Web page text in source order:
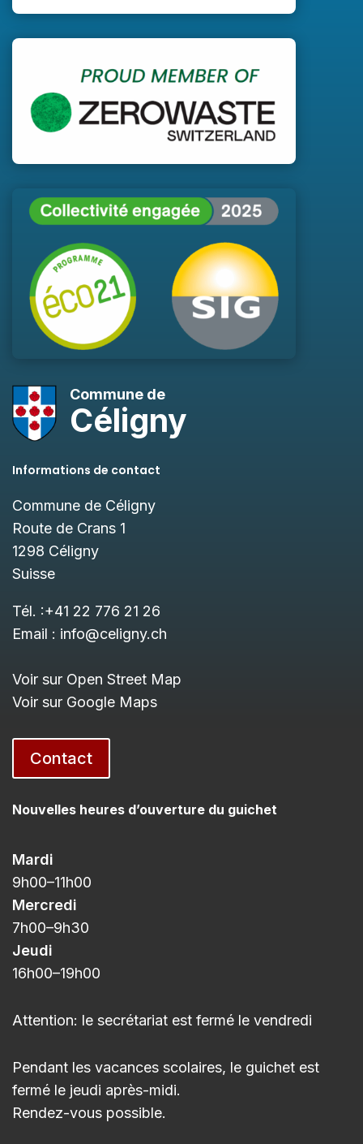
Commune de
Céligny
Informations de contact
Commune de Céligny
Route de Crans 1
1298 Céligny
Suisse
Tél. :+41 22 776 21 26
Email : info@celigny.ch
Voir sur Open Street Map
Voir sur Google Maps
Contact
Nouvelles heures d’ouverture du guichet
Mardi
9h00–11h00
Mercredi
7h00–9h30
Jeudi
16h00–19h00
Attention: le secrétariat est fermé le vendredi
Pendant les vacances scolaires, le guichet est
fermé le jeudi après-midi.
Rendez-vous possible.